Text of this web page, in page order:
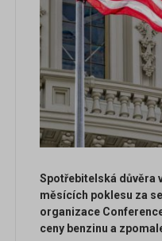
Spotřebitelská důvěra
měsících poklesu za
organizace
ceny benzinu a